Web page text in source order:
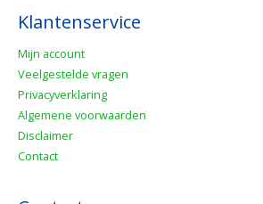
Klantenservice
Mijn account
Veelgestelde vragen
Privacyverklaring
Algemene voorwaarden
Disclaimer
Contact